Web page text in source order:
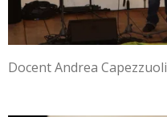
Docent Andrea Capezzuoli